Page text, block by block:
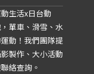
生活x日台動
單車、滑雪、水
動！我們團隊提
製作、大小活動
絡查詢。